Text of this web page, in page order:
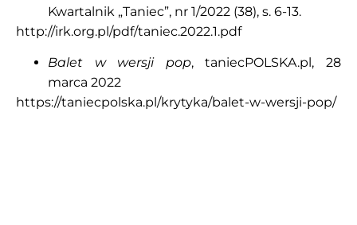
Kwartalnik „Taniec”, nr 1/2022 (38), s. 6-13.
http://irk.org.pl/pdf/taniec.2022.1.pdf
Balet w wersji pop, taniecPOLSKA.pl, 28
marca 2022
https://taniecpolska.pl/krytyka/balet-w-wersji-pop/